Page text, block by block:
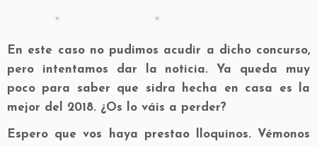
En este caso no pudimos acudir a dicho concurso,
pero intentamos dar la noticia. Ya queda muy
poco para saber que sidra hecha en casa es la
mejor del 2018. ¿Os lo váis a perder?
Espero que vos haya prestao lloquinos. Vémonos